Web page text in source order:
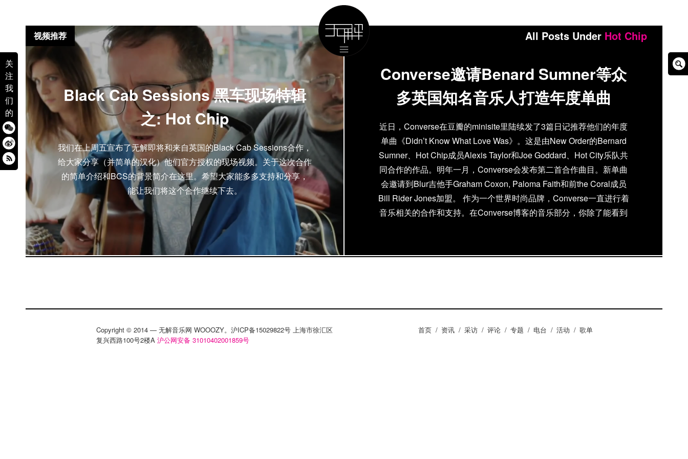
关
注
我
们
的
All Posts Under Hot Chip
Black Cab Sessions 黑车现场特辑
之: Hot Chip
我们在上周五宣布了无解即将和来自英国的Black Cab Sessions合作，
给大家分享（并简单的汉化）他们官方授权的现场视频。关于这次合作
的简单介绍和BCS的背景简介在这里。希望大家能多多支持和分享，
能让我们将这个合作继续下去。
视频推荐
Converse邀请Benard Sumner等众
多英国知名音乐人打造年度单曲
近日，Converse在豆瓣的minisite里陆续发了3篇日记推荐他们的年度
单曲《Didn’t Know What Love Was》。这是由New Order的Bernard
Sumner、Hot Chip成员Alexis Taylor和Joe Goddard、Hot City乐队共
同合作的作品。明年一月，Converse会发布第二首合作曲目。新单曲
会邀请到Blur吉他手Graham Coxon, Paloma Faith和前the Coral成员
Bill Rider Jones加盟。 作为一个世界时尚品牌，Converse一直进行着
音乐相关的合作和支持。在Converse博客的音乐部分，你除了能看到
乐财富。 新单曲《Didn’t Know What Love Was》试听
Copyright © 2014 — 无解音乐网 WOOOZY。沪ICP备15029822号 上海市徐汇区
复兴西路100号2楼A 沪公网安备 31010402001859号
首页 / 资讯 / 采访 / 评论 / 专题 / 电台 / 活动 / 歌单